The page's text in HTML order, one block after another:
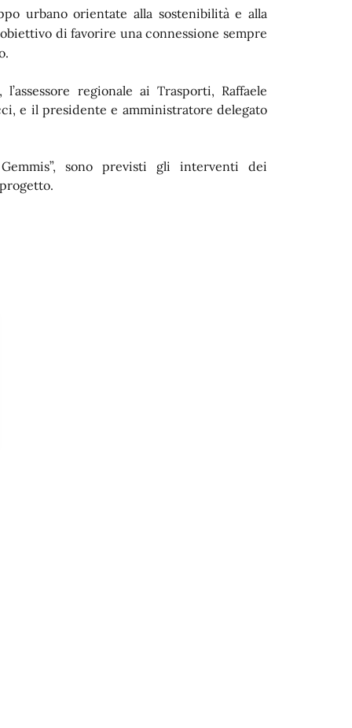
urbano orientate alla sostenibilità e alla
obiettivo di favorire una connessione sempre
regionale ai Trasporti, Raffaele
e il presidente e amministratore delegato
sono previsti gli interventi dei